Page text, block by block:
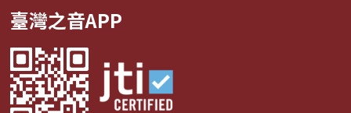
臺灣之音APP